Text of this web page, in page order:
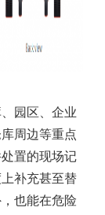
园区、企业
周边等重点
置的现场记
补充甚至替
也能在危险